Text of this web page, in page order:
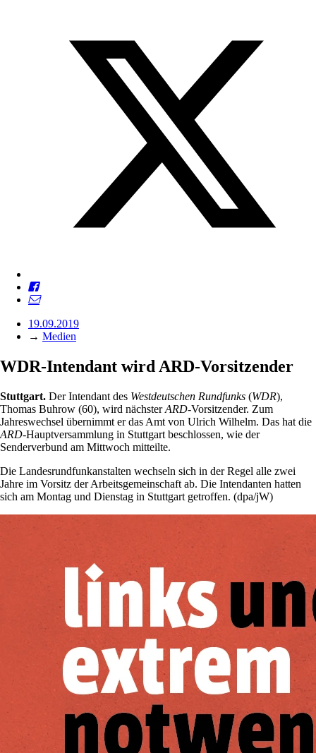
19.09.2019
→ Medien
WDR-Intendant wird ARD-Vorsitzender
Stuttgart. Der Intendant des Westdeutschen Rundfunks (WDR),
Thomas Buhrow (60), wird nächsterARD-Vorsitzender. Zum
Jahreswechsel übernimmt er das Amt von Ulrich Wilhelm. Das hat die
ARD-Hauptversammlung in Stuttgart beschlossen, wie der
Senderverbund am Mittwoch mitteilte.
Die Landesrundfunkanstalten wechseln sich in der Regel alle zwei
Jahre im Vorsitz der Arbeitsgemeinschaft ab. Die Intendanten hatten
sich am Montag und Dienstag in Stuttgart getroffen. (dpa/jW)